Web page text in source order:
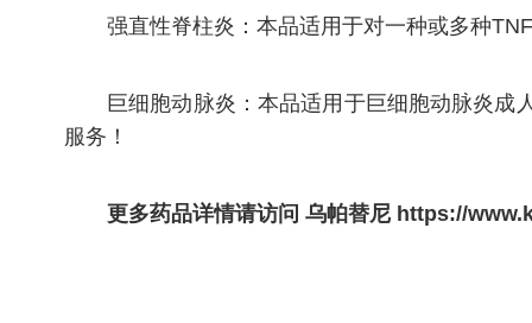
强直性脊柱炎：本品适用于对一种或多种TNF
巨细胞动脉炎：本品适用于巨细胞动脉炎成人
服务！
更多药品详情请访问 乌帕替尼 https://